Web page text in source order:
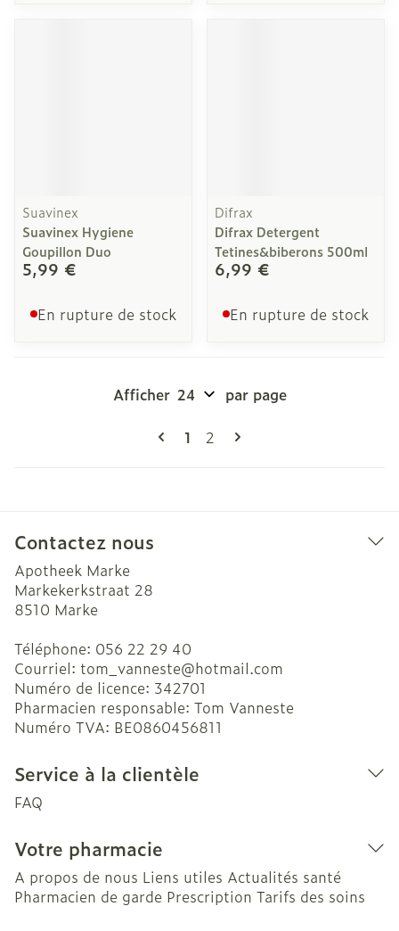
Suavinex
Suavinex Hygiene
Goupillon Duo
5,99 €
En rupture de stock
Difrax
Difrax Detergent
Tetines&biberons 500ml
6,99 €
En rupture de stock
Pages
Vous lisez actuellement la
1 Page
2
Afficher par page
Contactez nous
Apotheek Marke
Markekerkstraat 28
8510 Marke
Téléphone: 056 22 29 40
Courriel: tom_vanneste@hotmail.com
Numéro de licence: 342701
Pharmacien responsable: Tom Vanneste
Numéro TVA: BE0860456811
Service à la clientèle
FAQ
Votre pharmacie
A propos de nous Liens utiles Actualités santé
Pharmacien de garde Prescription Tarifs des soins